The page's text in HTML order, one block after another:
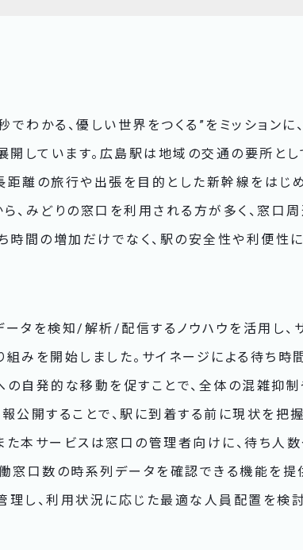
でわかる、優しい世界をつくる”をミッション
開しています。広島駅は地域の交通の要所と
距離の旅行や出張を目的とした新幹線をはじ
、みどりの窓口を利用される方が多く、窓口
時間の増加だけでなく、駅の安全性や利便性
ータを検知/解析/配信するノウハウを活用し、
みを開始しました。サイネージによる待ち時
の自発的な移動を促すことで、全体の混雑抑
公開することで、駅に到着する前に現状を把
た本サービスは窓口の管理者向けに、待ち人
窓口数の時系列データを確認できる機能を提
理し、利用状況に応じた最適な人員配置を検